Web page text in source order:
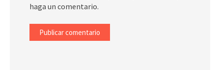
haga un comentario.